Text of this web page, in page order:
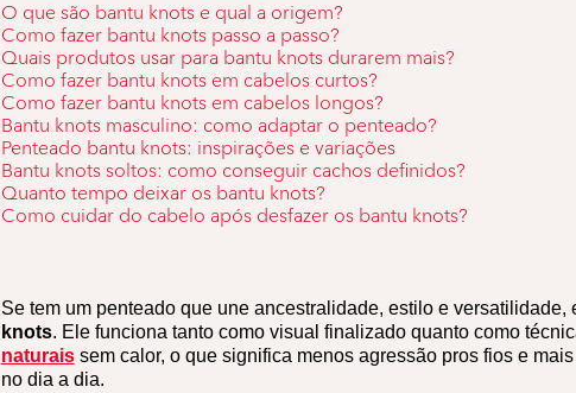
O que são bantu knots e qual a origem?
Como fazer bantu knots passo a passo?
Quais produtos usar para bantu knots durarem mais?
Como fazer bantu knots em cabelos curtos?
Como fazer bantu knots em cabelos longos?
Bantu knots masculino: como adaptar o penteado?
Penteado bantu knots: inspirações e variações
Bantu knots soltos: como conseguir cachos definidos?
Quanto tempo deixar os bantu knots?
Como cuidar do cabelo após desfazer os bantu knots?
Se tem um penteado que une ancestralidade, estilo e versatilidade,
knots. Ele funciona tanto como visual finalizado quanto como
naturaissem calor, o que significa menos agressão pros fios e
no dia a dia.